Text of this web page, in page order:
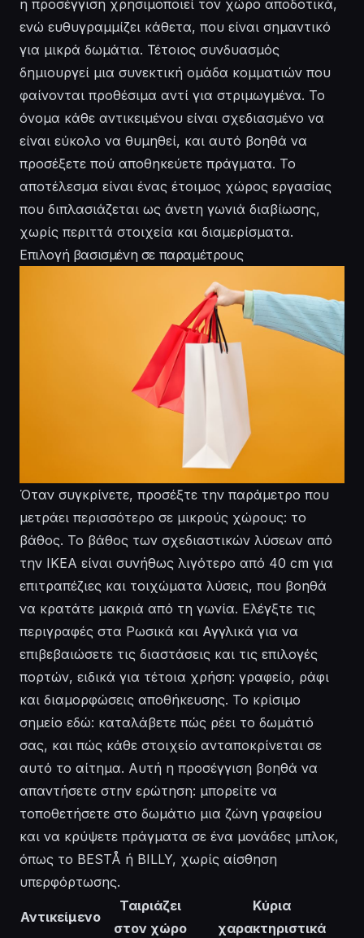
η προσέγγιση χρησιμοποιεί τον χώρο αποδοτικά,
ενώ ευθυγραμμίζει κάθετα, που είναι σημαντικό
για μικρά δωμάτια. Τέτοιος συνδυασμός
δημιουργεί μια συνεκτική ομάδα κομματιών που
φαίνονται προθέσιμα αντί για στριμωγμένα. Το
όνομα κάθε αντικειμένου είναι σχεδιασμένο να
είναι εύκολο να θυμηθεί, και αυτό βοηθά να
προσέξετε πού αποθηκεύετε πράγματα. Το
αποτέλεσμα είναι ένας έτοιμος χώρος εργασίας
που διπλασιάζεται ως άνετη γωνιά διαβίωσης,
χωρίς περιττά στοιχεία και διαμερίσματα.
Επιλογή βασισμένη σε παραμέτρους
Όταν συγκρίνετε, προσέξτε την παράμετρο που
μετράει περισσότερο σε μικρούς χώρους: το
βάθος. Το βάθος των σχεδιαστικών λύσεων από
την IKEA είναι συνήθως λιγότερο από 40 cm για
επιτραπέζιες και τοιχώματα λύσεις, που βοηθά
να κρατάτε μακριά από τη γωνία. Ελέγξτε τις
περιγραφές στα Ρωσικά και Αγγλικά για να
επιβεβαιώσετε τις διαστάσεις και τις επιλογές
πορτών, ειδικά για τέτοια χρήση: γραφείο, ράφι
και διαμορφώσεις αποθήκευσης. Το κρίσιμο
σημείο εδώ: καταλάβετε πώς ρέει το δωμάτιό
σας, και πώς κάθε στοιχείο ανταποκρίνεται σε
αυτό το αίτημα. Αυτή η προσέγγιση βοηθά να
απαντήσετε στην ερώτηση: μπορείτε να
τοποθετήσετε στο δωμάτιο μια ζώνη γραφείου
και να κρύψετε πράγματα σε ένα μονάδες μπλοκ,
όπως το BESTÅ ή BILLY, χωρίς αίσθηση
υπερφόρτωσης.
Αντικείμενο
Ταιριάζει
στον χώρο
Κύρια
χαρακτηριστικά